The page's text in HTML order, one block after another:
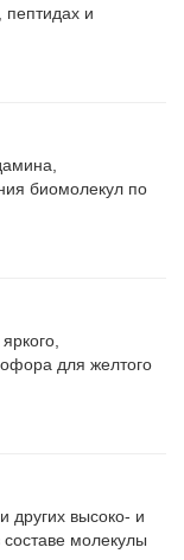
и
биомолекул по
для желтого
других высоко- и
молекулы